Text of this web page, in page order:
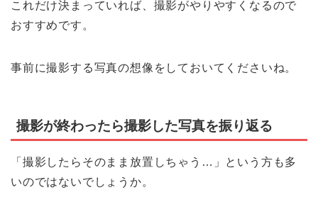
これだけ決まっていれば、撮影がやりやすくなるので
おすすめです。
事前に撮影する写真の想像をしておいてくださいね。
撮影が終わったら撮影した写真を振り返る
「撮影したらそのまま放置しちゃう…」という方も多
いのではないでしょうか。